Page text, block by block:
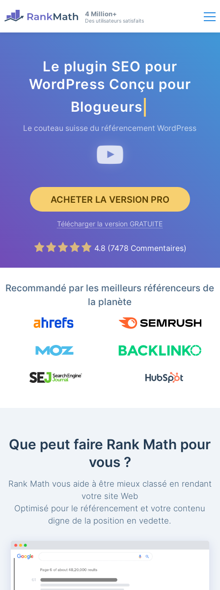
4 Million+
Des utilisateurs satisfaits
Le plugin SEO pour
WordPress Conçu pour
Blogueurs
Le couteau suisse du référencement WordPress
ACHETER LA VERSION PRO
Télécharger la version GRATUITE
4.8 (7478 Commentaires)
Recommandé par les meilleurs référenceurs de
la planète
Que peut faire Rank Math pour
vous ?
Rank Math vous aide à être mieux classé en rendant
votre site Web
Optimisé pour le référencement et votre contenu
digne de la position en vedette.